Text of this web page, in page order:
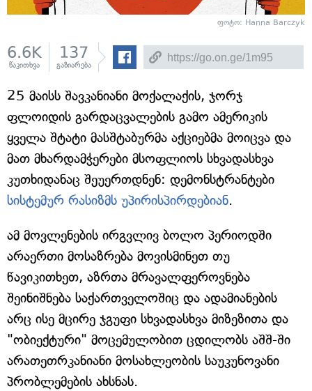
ფოტო: Hanna Barczyk
6.6K
წაკითხვა
137
გაზიარება
25 მაისს შავკანიანი მოქალაქის, ჯორჯ
ფლოიდის გარდაცვალების გამო ამერიკის
ყველა შტატი მასშტაბურმა აქციებმა მოიცვა და
მათ მხარდამჭერები მსოფლიოს სხვადასხვა
კუთხიდანაც შეუერთდნენ: დემონსტრანტები
სისტემურ რასიზმს უპირისპირდებიან.
ამ მოვლენების ირგვლივ ბოლო პერიოდში
არაერთი მოსაზრება მოვისმინეთ თუ
წავიკითხეთ, აზრთა მრავალფეროვნება
შეინიშნება საქართველოშიც და ადამიანების
არც ისე მცირე ჯგუფი სხვადასხვა მიზეზითა და
"ობიექტური" მოცემულობით ცდილობს აშშ-ში
არათეთრკანიანი მოსახლეობის საუკუნოვანი
პრობლემების ახსნას.